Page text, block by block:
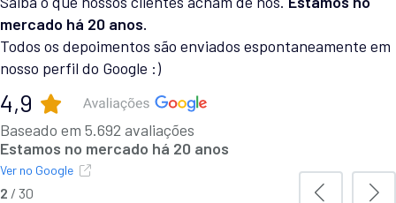
mercado há 20 anos.
Todos os depoimentos são enviados espontaneamente em
nosso perfil do Google :)
4,9
Baseado em 5.692 avaliações
Estamos no mercado há 20 anos
Ver no Google
2 / 30